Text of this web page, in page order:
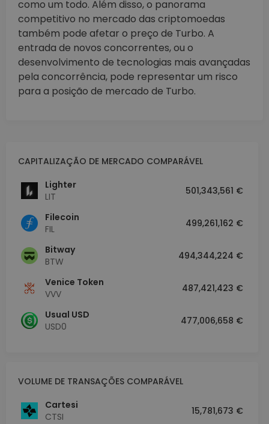
como um todo. Além disso, o panorama
competitivo no mercado das criptomoedas
também pode afetar o preço de Turbo. A
entrada de novos concorrentes, ou o
desenvolvimento de tecnologias mais avançadas
pela concorrência, pode representar um risco
para a posição de mercado de Turbo.
CAPITALIZAÇÃO DE MERCADO COMPARÁVEL
Lighter
LIT
501,343,561 €
Filecoin
FIL
499,261,162 €
Bitway
BTW
494,344,224 €
Venice Token
VVV
487,421,423 €
Usual USD
USD0
477,006,658 €
VOLUME DE TRANSAÇÕES COMPARÁVEL
Cartesi
CTSI
15,781,673 €